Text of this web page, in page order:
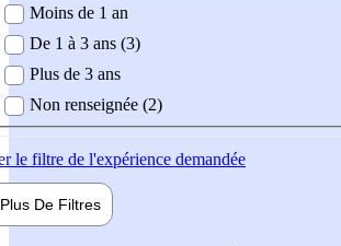
demandée
Moins de 1 an
De 1 à 3 ans (3)
Plus de 3 ans
Non renseignée (2)
le filtre de l'expérience demandée
Plus De Filtres